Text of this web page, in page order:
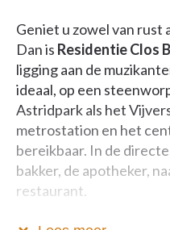
Geniet u zowel van rust
Dan is Residentie Clos
ligging aan de
ideaal, op een
Astridpark als het
metrostation en het
bereikbaar. In de
bakker, de apotheker,
restaurant.